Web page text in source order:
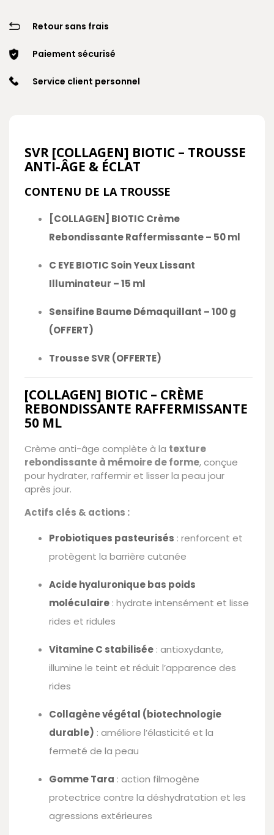
Retour sans frais
Paiement sécurisé
Service client personnel
SVR [COLLAGEN] BIOTIC – TROUSSE
ANTI-ÂGE & ÉCLAT
CONTENU DE LA TROUSSE
[COLLAGEN] BIOTIC Crème
Rebondissante Raffermissante – 50 ml
C EYE BIOTIC Soin Yeux Lissant
Illuminateur – 15 ml
Sensifine Baume Démaquillant – 100 g
(OFFERT)
Trousse SVR (OFFERTE)
[COLLAGEN] BIOTIC – CRÈME
REBONDISSANTE RAFFERMISSANTE
50 ML
Crème anti-âge complète à la texture
rebondissante à mémoire de forme, conçue
pour hydrater, raffermir et lisser la peau jour
après jour.
Actifs clés & actions :
Probiotiques pasteurisés : renforcent et
protègent la barrière cutanée
Acide hyaluronique bas poids
moléculaire : hydrate intensément et lisse
rides et ridules
Vitamine C stabilisée : antioxydante,
illumine le teint et réduit l’apparence des
rides
Collagène végétal (biotechnologie
durable) : améliore l’élasticité et la
fermeté de la peau
Gomme Tara : action filmogène
protectrice contre la déshydratation et les
agressions extérieures